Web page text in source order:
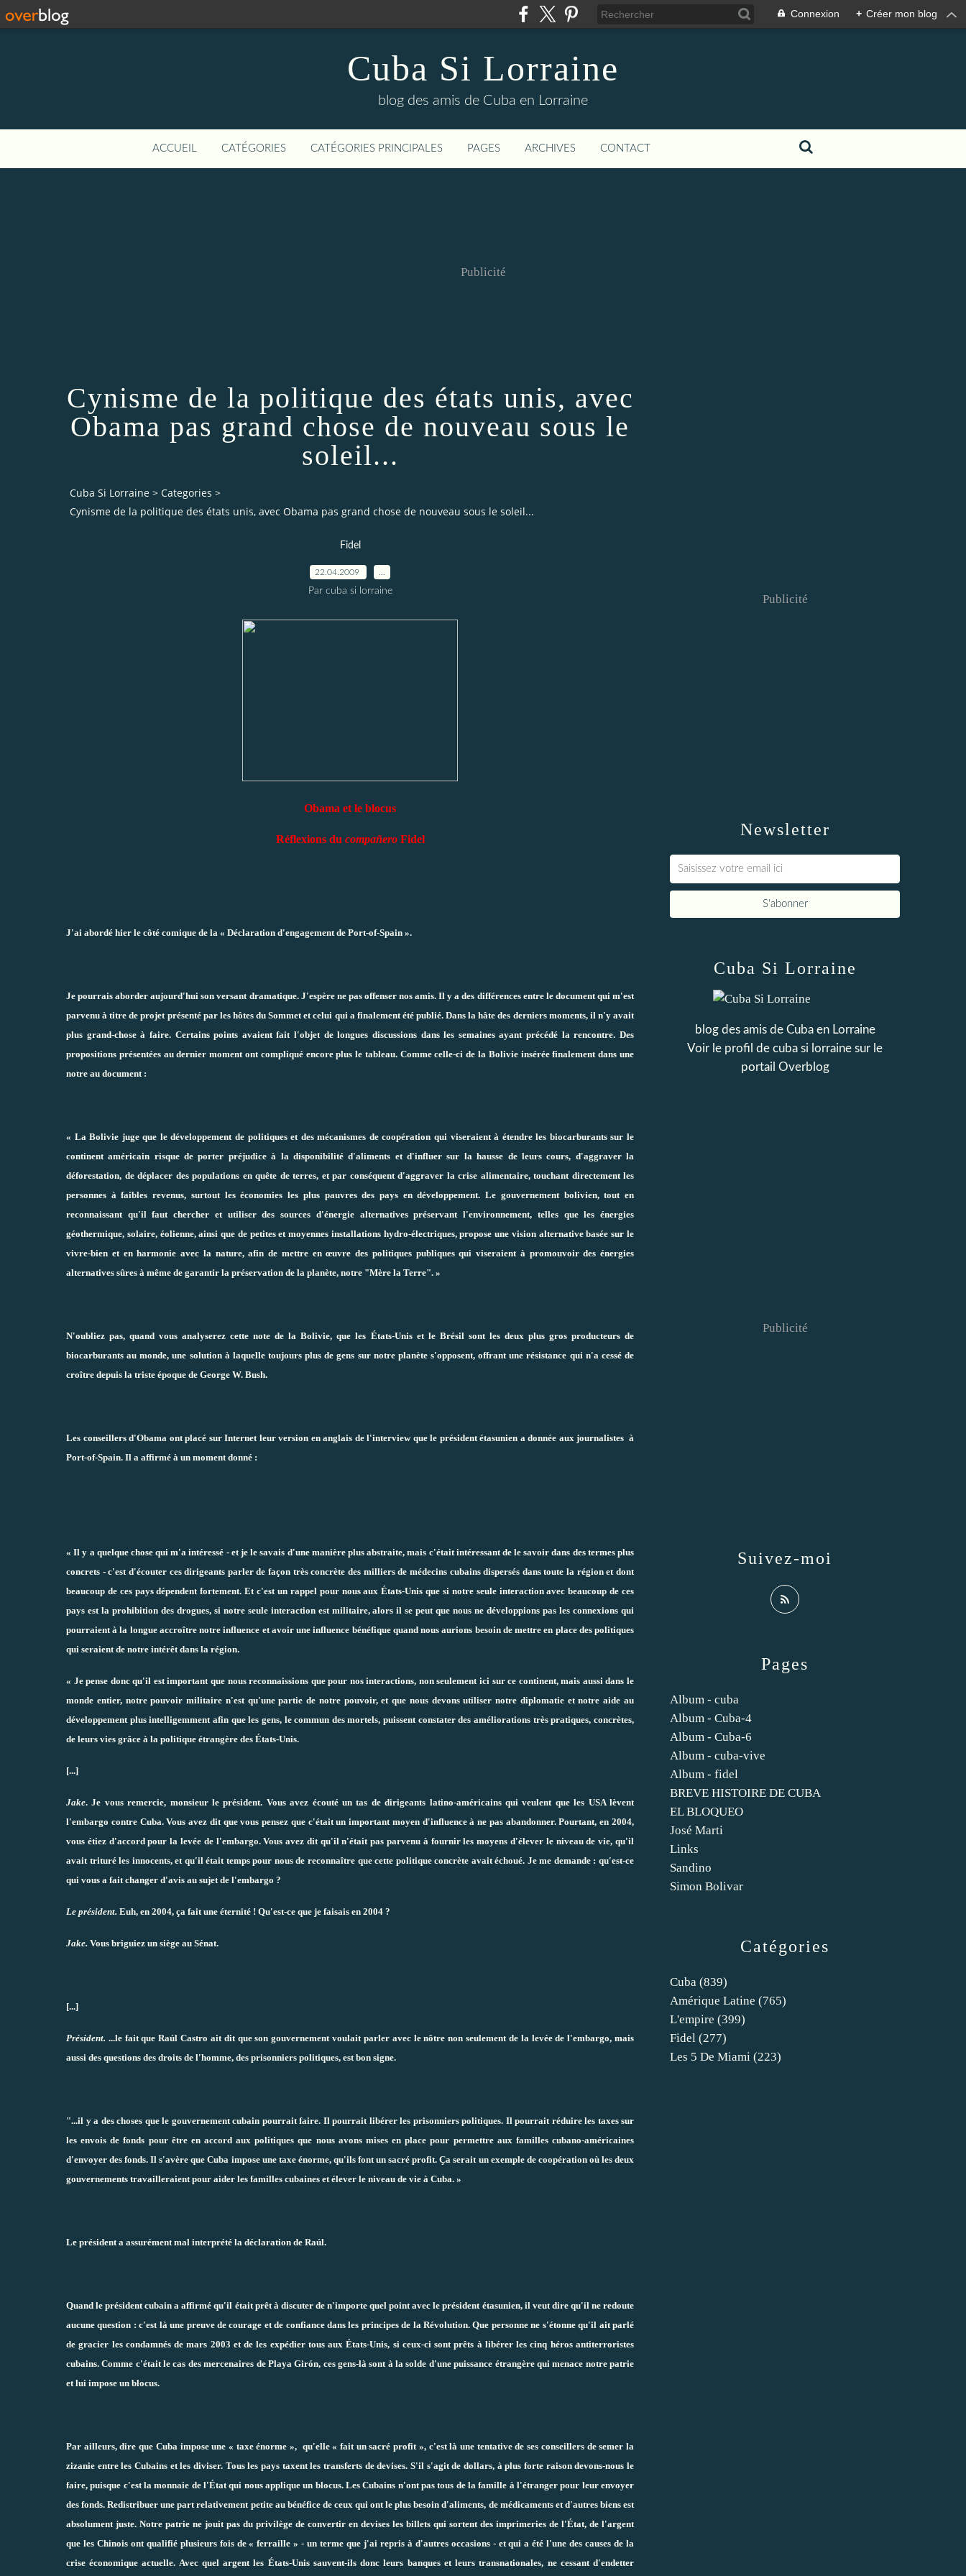
Connexion + Créer mon blog
Cuba Si Lorraine
blog des amis de Cuba en Lorraine
ACCUEIL CATÉGORIES CATÉGORIES PRINCIPALES PAGES ARCHIVES CONTACT
Publicité
Cynisme de la politique des états unis, avec
Obama pas grand chose de nouveau sous le
soleil...
Cuba Si Lorraine > Categories >
Cynisme de la politique des états unis, avec Obama pas grand chose de nouveau sous le soleil...
Fidel
22.04.2009
Par cuba si lorraine
Obama et le blocus
Réflexions du compañeroFidel
J'ai abordé hier le côté comique de la « Déclaration d'engagement de Port-of-Spain ».
Je pourrais aborder aujourd'hui son versant dramatique. J'espère ne pas offenser nos amis. Il y a des différences entre le document qui m'est
parvenu à titre de projet présenté par les hôtes du Sommet et celui qui a finalement été publié. Dans la hâte des derniers moments, il n'y avait
plus grand-chose à faire. Certains points avaient fait l'objet de longues discussions dans les semaines ayant précédé la rencontre. Des
propositions présentées au dernier moment ont compliqué encore plus le tableau. Comme celle-ci de la Bolivie insérée finalement dans une
notre au document :
« La Bolivie juge que le développement de politiques et des mécanismes de coopération qui viseraient à étendre les biocarburants sur le
continent américain risque de porter préjudice à la disponibilité d'aliments et d'influer sur la hausse de leurs cours, d'aggraver la
déforestation, de déplacer des populations en quête de terres, et par conséquent d'aggraver la crise alimentaire, touchant directement les
personnes à faibles revenus, surtout les économies les plus pauvres des pays en développement. Le gouvernement bolivien, tout en
reconnaissant qu'il faut chercher et utiliser des sources d'énergie alternatives préservant l'environnement, telles que les énergies
géothermique, solaire, éolienne, ainsi que de petites et moyennes installations hydro-électriques, propose une vision alternative basée sur le
vivre-bien et en harmonie avec la nature, afin de mettre en œuvre des politiques publiques qui viseraient à promouvoir des énergies
alternatives sûres à même de garantir la préservation de la planète, notre "Mère la Terre". »
N'oubliez pas, quand vous analyserez cette note de la Bolivie, que les États-Unis et le Brésil sont les deux plus gros producteurs de
biocarburants au monde, une solution à laquelle toujours plus de gens sur notre planète s'opposent, offrant une résistance qui n'a cessé de
croître depuis la triste époque de George W. Bush.
Les conseillers d'Obama ont placé sur Internet leur version en anglais de l'interview que le président étasunien a donnée aux journalistes à
Port-of-Spain. Il a affirmé à un moment donné :
« Il y a quelque chose qui m'a intéressé - et je le savais d'une manière plus abstraite, mais c'était intéressant de le savoir dans des termes plus
concrets - c'est d'écouter ces dirigeants parler de façon très concrète des milliers de médecins cubains dispersés dans toute la région et dont
beaucoup de ces pays dépendent fortement. Et c'est un rappel pour nous aux États-Unis que si notre seule interaction avec beaucoup de ces
pays est la prohibition des drogues, si notre seule interaction est militaire, alors il se peut que nous ne développions pas les connexions qui
pourraient à la longue accroître notre influence et avoir une influence bénéfique quand nous aurions besoin de mettre en place des politiques
qui seraient de notre intérêt dans la région.
« Je pense donc qu'il est important que nous reconnaissions que pour nos interactions, non seulement ici sur ce continent, mais aussi dans le
monde entier, notre pouvoir militaire n'est qu'une partie de notre pouvoir, et que nous devons utiliser notre diplomatie et notre aide au
développement plus intelligemment afin que les gens, le commun des mortels, puissent constater des améliorations très pratiques, concrètes,
de leurs vies grâce à la politique étrangère des États-Unis.
[...]
Jake. Je vous remercie, monsieur le président. Vous avez écouté un tas de dirigeants latino-américains qui veulent que les USA lèvent
l'embargo contre Cuba. Vous avez dit que vous pensez que c'était un important moyen d'influence à ne pas abandonner. Pourtant, en 2004,
vous étiez d'accord pour la levée de l'embargo. Vous avez dit qu'il n'était pas parvenu à fournir les moyens d'élever le niveau de vie, qu'il
avait trituré les innocents, et qu'il était temps pour nous de reconnaître que cette politique concrète avait échoué. Je me demande : qu'est-ce
qui vous a fait changer d'avis au sujet de l'embargo ?
Le président. Euh, en 2004, ça fait une éternité ! Qu'est-ce que je faisais en 2004 ?
Jake. Vous briguiez un siège au Sénat.
[...]
Président. ...le fait que Raúl Castro ait dit que son gouvernement voulait parler avec le nôtre non seulement de la levée de l'embargo, mais
aussi des questions des droits de l'homme, des prisonniers politiques, est bon signe.
"...il y a des choses que le gouvernement cubain pourrait faire. Il pourrait libérer les prisonniers politiques. Il pourrait réduire les taxes sur
les envois de fonds pour être en accord aux politiques que nous avons mises en place pour permettre aux familles cubano-américaines
d'envoyer des fonds. Il s'avère que Cuba impose une taxe énorme, qu'ils font un sacré profit. Ça serait un exemple de coopération où les deux
gouvernements travailleraient pour aider les familles cubaines et élever le niveau de vie à Cuba. »
Le président a assurément mal interprété la déclaration de Raúl.
Quand le président cubain a affirmé qu'il était prêt à discuter de n'importe quel point avec le président étasunien, il veut dire qu'il ne redoute
aucune question : c'est là une preuve de courage et de confiance dans les principes de la Révolution. Que personne ne s'étonne qu'il ait parlé
de gracier les condamnés de mars 2003 et de les expédier tous aux États-Unis, si ceux-ci sont prêts à libérer les cinq héros antiterroristes
cubains. Comme c'était le cas des mercenaires de Playa Girón, ces gens-là sont à la solde d'une puissance étrangère qui menace notre patrie
et lui impose un blocus.
Par ailleurs, dire que Cuba impose une « taxe énorme », qu'elle « fait un sacré profit », c'est là une tentative de ses conseillers de semer la
zizanie entre les Cubains et les diviser. Tous les pays taxent les transferts de devises. S'il s'agit de dollars, à plus forte raison devons-nous le
faire, puisque c'est la monnaie de l'État qui nous applique un blocus. Les Cubains n'ont pas tous de la famille à l'étranger pour leur envoyer
des fonds. Redistribuer une part relativement petite au bénéfice de ceux qui ont le plus besoin d'aliments, de médicaments et d'autres biens est
absolument juste. Notre patrie ne jouit pas du privilège de convertir en devises les billets qui sortent des imprimeries de l'État, de l'argent
que les Chinois ont qualifié plusieurs fois de « ferraille » - un terme que j'ai repris à d'autres occasions - et qui a été l'une des causes de la
crise économique actuelle. Avec quel argent les États-Unis sauvent-ils donc leurs banques et leurs transnationales, ne cessant d'endetter
Newsletter
Publicité
Catégories
Cuba (839)
Amérique Latine (765)
L'empire (399)
Fidel (277)
Les 5 De Miami (223)
Pages
Album - cuba
Album - Cuba-4
Album - Cuba-6
Album - cuba-vive
Album - fidel
BREVE HISTOIRE DE CUBA
EL BLOQUEO
José Marti
Links
Sandino
Simon Bolivar
Cuba Si Lorraine
blog des amis de Cuba en Lorraine
Voir le profil de cuba si lorraine sur le
portail Overblog
Suivez-moi
Publicité